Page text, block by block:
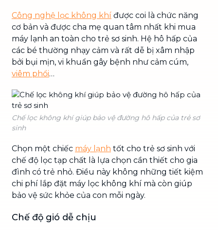
Công nghệ lọc không khí được coi là chức năng
cơ bản và được cha mẹ quan tâm nhất khi mua
máy lạnh an toàn cho trẻ sơ sinh. Hệ hô hấp của
các bé thường nhạy cảm và rất dễ bị xâm nhập
bởi bụi mịn, vi khuẩn gây bệnh như cảm cúm,
viêm phổi…
Chế lọc không khí giúp bảo vệ đường hô hấp của trẻ sơ
sinh
Chọn một chiếc máy lạnh tốt cho trẻ sơ sinh với
chế độ lọc tạp chất là lựa chọn cần thiết cho gia
đình có trẻ nhỏ. Điều này không những tiết kiệm
chi phí lắp đặt máy lọc không khí mà còn giúp
bảo vệ sức khỏe của con mỗi ngày.
Chế độ gió dễ chịu